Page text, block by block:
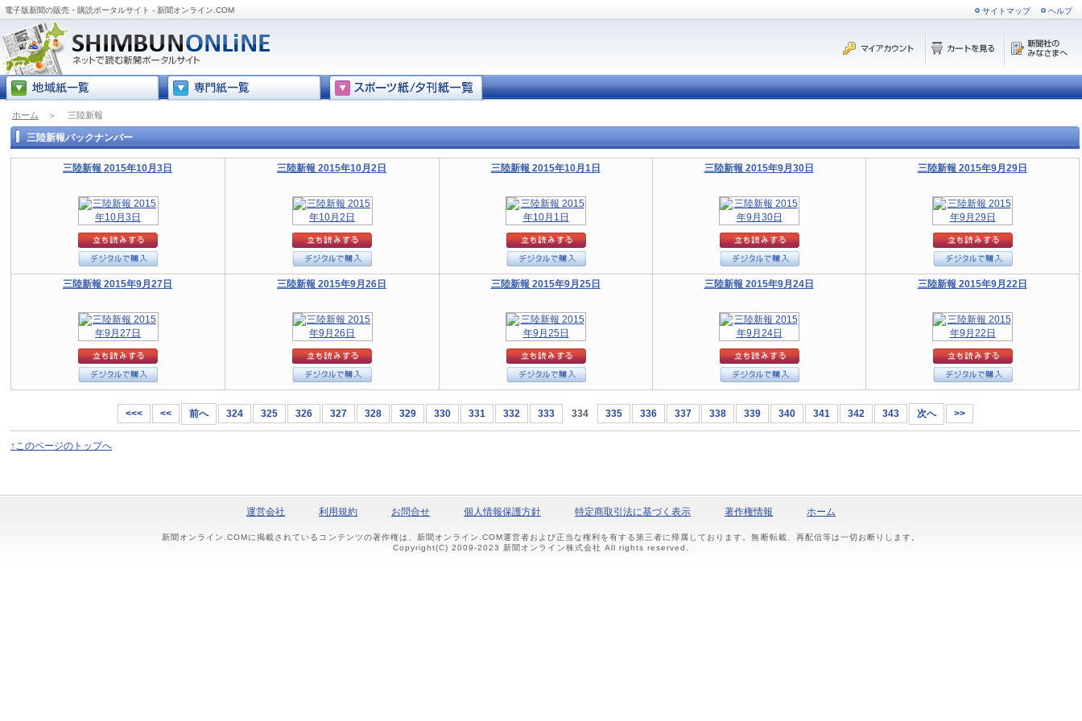
電子版新聞の販売・購読ポータルサイト - 新聞オンライン.COM サイトマップ ヘルプ
ホーム ＞ 三陸新報
三陸新報バックナンバー
三陸新報 2015年10月3日 三陸新報 2015年10月2日 三陸新報 2015年10月1日 三陸新報 2015年9月30日 三陸新報 2015年9月29日
三陸新報 2015年9月27日 三陸新報 2015年9月26日 三陸新報 2015年9月25日 三陸新報 2015年9月24日 三陸新報 2015年9月22日
<<< << 前へ 324 325 326 327 328 329 330 331 332 333 334 335 336 337 338 339 340 341 342 343 次へ >>
↑このページのトップへ
運営会社 利用規約 お問合せ 個人情報保護方針 特定商取引法に基づく表示 著作権情報 ホーム
新聞オンライン.COMに掲載されているコンテンツの著作権は、新聞オンライン.COM運営者および正当な権利を有する第三者に帰属しております。無断転載、再配信等は一切お断りします。
Copyright(C) 2009-2023 新聞オンライン株式会社 All rights reserved.